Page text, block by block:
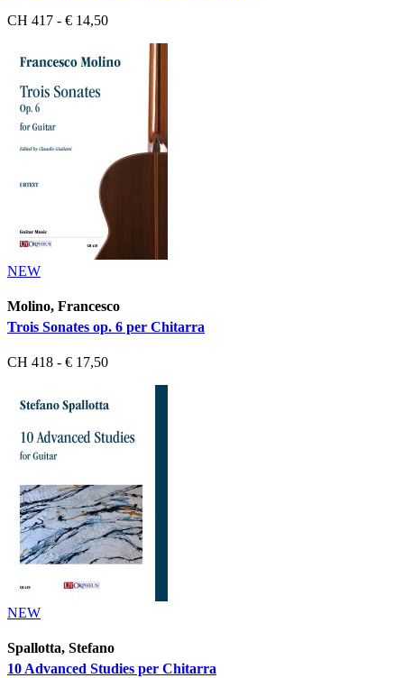
CH 417 - € 14,50
NEW
Molino, Francesco
Trois Sonates op. 6 per Chitarra
CH 418 - € 17,50
NEW
Spallotta, Stefano
10 Advanced Studies per Chitarra